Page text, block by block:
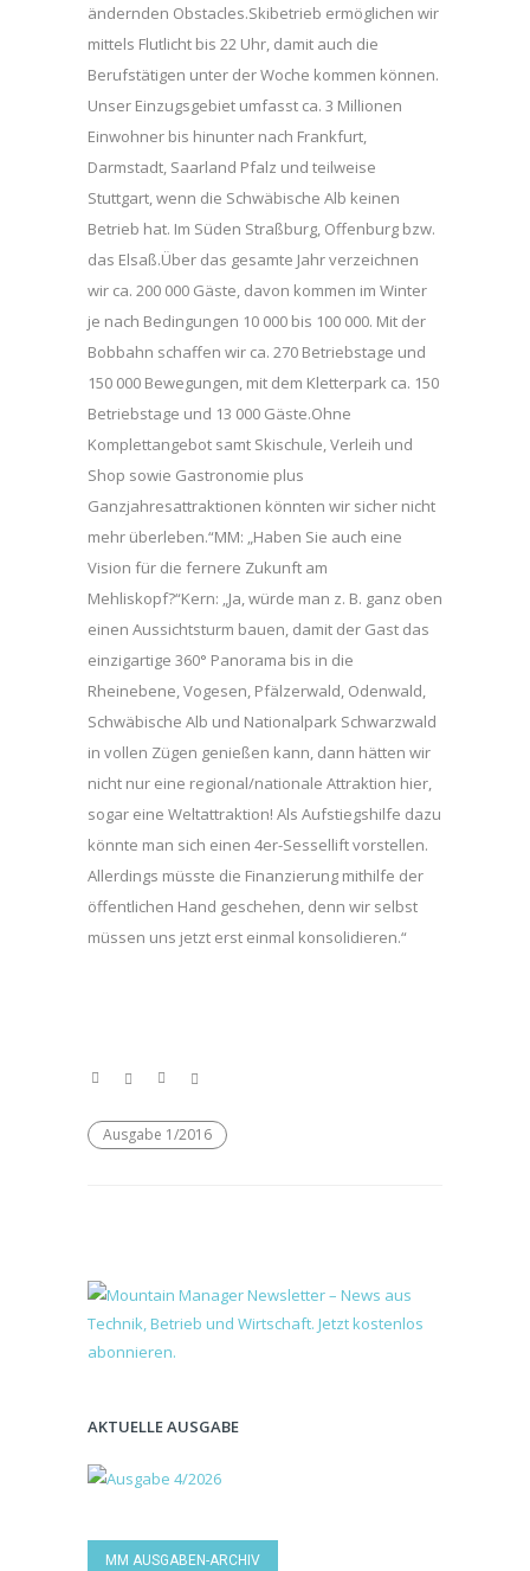
ändernden Obstacles.Skibetrieb ermöglichen wir
mittels Flutlicht bis 22 Uhr, damit auch die
Berufstätigen unter der Woche kommen können.
Unser Einzugsgebiet umfasst ca. 3 Millionen
Einwohner bis hinunter nach Frankfurt,
Darmstadt, Saarland Pfalz und teilweise
Stuttgart, wenn die Schwäbische Alb keinen
Betrieb hat. Im Süden Straßburg, Offenburg bzw.
das Elsaß.Über das gesamte Jahr verzeichnen
wir ca. 200 000 Gäste, davon kommen im Winter
je nach Bedingungen 10 000 bis 100 000. Mit der
Bobbahn schaffen wir ca. 270 Betriebstage und
150 000 Bewegungen, mit dem Kletterpark ca. 150
Betriebstage und 13 000 Gäste.Ohne
Komplettangebot samt Skischule, Verleih und
Shop sowie Gastronomie plus
Ganzjahresattraktionen könnten wir sicher nicht
mehr überleben.“MM: „Haben Sie auch eine
Vision für die fernere Zukunft am
Mehliskopf?“Kern: „Ja, würde man z. B. ganz oben
einen Aussichtsturm bauen, damit der Gast das
einzigartige 360° Panorama bis in die
Rheinebene, Vogesen, Pfälzerwald, Odenwald,
Schwäbische Alb und Nationalpark Schwarzwald
in vollen Zügen genießen kann, dann hätten wir
nicht nur eine regional/nationale Attraktion hier,
sogar eine Weltattraktion! Als Aufstiegshilfe dazu
könnte man sich einen 4er-Sessellift vorstellen.
Allerdings müsste die Finanzierung mithilfe der
öffentlichen Hand geschehen, denn wir selbst
müssen uns jetzt erst einmal konsolidieren.“
Ausgabe 1/2016
AKTUELLE AUSGABE
MM AUSGABEN-ARCHIV